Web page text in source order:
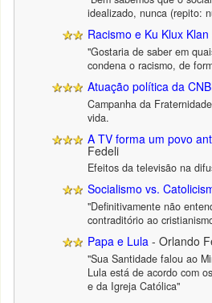
idealizado, nunca (repito:
Racismo e Ku Klux Klan
"Gostaria de saber em
condena o racismo, de
Atuação política da
Campanha da
vida.
A TV forma um povo
Fedeli
Efeitos da televisão na
Socialismo vs.
"Definitivamente não
contraditório ao
Papa e Lula - Orlando
"Sua Santidade falou ao
Lula está de acordo com
e da Igreja Católica"